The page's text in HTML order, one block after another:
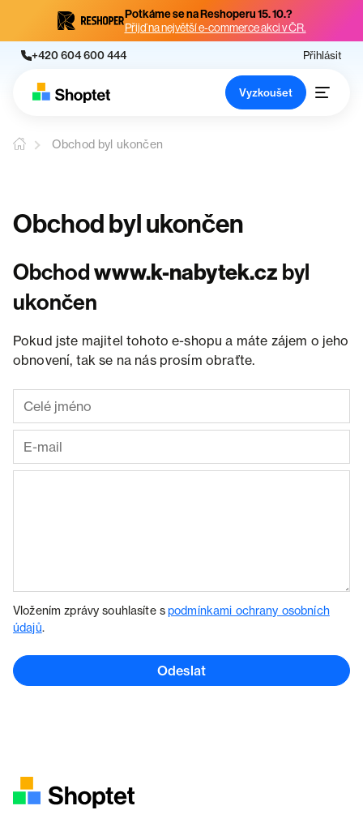
Potkáme se na Reshoperu 15. 10.?
Přijď na největší e-commerce akci v ČR.
+420 604 600 444 Přihlásit
Vyzkoušet
Obchod byl ukončen
Obchod byl ukončen
Obchodwww.k-nabytek.cz byl
ukončen
Pokud jste majitel tohoto e-shopu a máte zájem o jeho
obnovení, tak se na nás prosím obraťte.
Vložením zprávy souhlasíte spodmínkami ochrany osobních
údajů.
Odeslat